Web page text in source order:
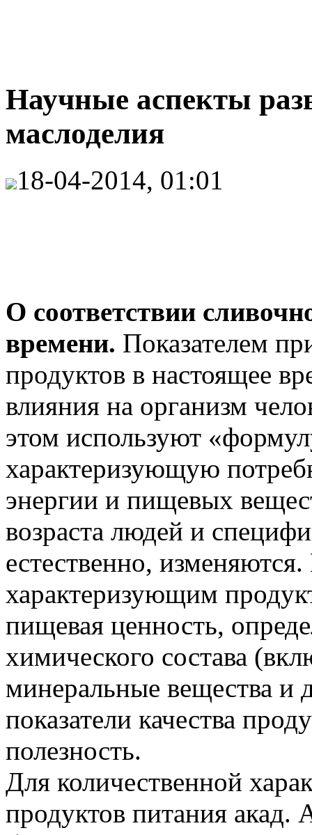
Научные аспекты
маслоделия
18-04-2014, 01:01
O соответствии
времени. Показателем
продуктов в настоящее
влияния на организм
этом используют
характеризующую
энергии и пищевых
возраста людей и
естественно,
характеризующим
пищевая ценность,
химического состава
минеральные вещества и
показатели качества
полезность.
Для количественной
продуктов питания